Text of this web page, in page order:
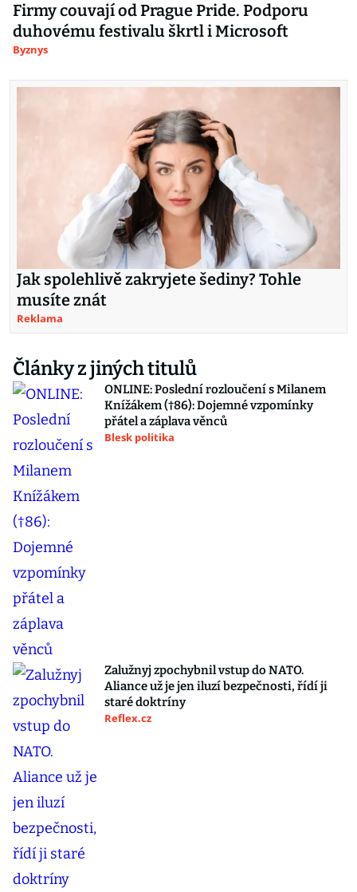
Firmy couvají od Prague Pride. Podporu
duhovému festivalu škrtl i Microsoft
Byznys
Jak spolehlivě zakryjete šediny? Tohle
musíte znát
Reklama
Články z jiných titulů
ONLINE: Poslední rozloučení s Milanem
Knížákem (†86): Dojemné vzpomínky
přátel a záplava věnců
Blesk politika
Zalužnyj zpochybnil vstup do NATO.
Aliance už je jen iluzí bezpečnosti, řídí ji
staré doktríny
Reflex.cz